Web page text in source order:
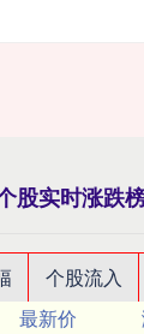
股实时涨跌
个股流入
最新价